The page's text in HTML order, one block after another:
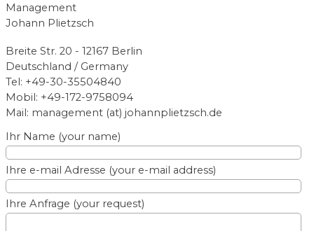
Management
Johann Plietzsch
Breite Str. 20 - 12167 Berlin
Deutschland / Germany
Tel: +49-30-35504840
Mobil: +49-172-9758094
Mail: management (at) johannplietzsch.de
Ihr Name (your name)
Ihre e-mail Adresse (your e-mail address)
Ihre Anfrage (your request)